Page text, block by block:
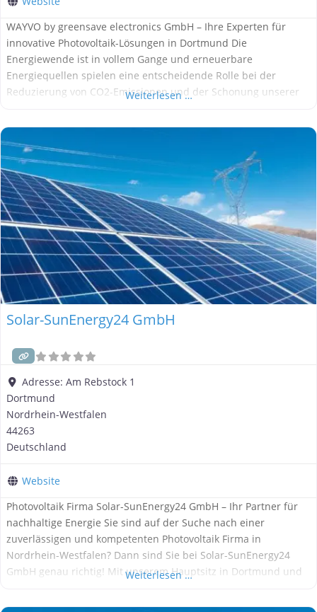
WAYVO by greensave electronics GmbH – Ihre Experten für
innovative Photovoltaik-Lösungen in Dortmund Die
Energiewende ist in vollem Gange und erneuerbare
Energiequellen spielen eine entscheidende Rolle bei der
Reduzierung von CO2-Emissionen und der Schonung unserer
Photovoltaikanlagen. Wenn Sie auf der Suche nach einem
vertrauenswürdigen Partner
Weiterlesen …
Solar-SunEnergy24 GmbH
Adresse: Am Rebstock 1
Dortmund
Nordrhein-Westfalen
44263
Deutschland
Website
Photovoltaik Firma Solar-SunEnergy24 GmbH – Ihr Partner für
nachhaltige Energie Sie sind auf der Suche nach einer
zuverlässigen und kompetenten Photovoltaik Firma in
Nordrhein-Westfalen? Dann sind Sie bei Solar-SunEnergy24
GmbH genau richtig! Mit unserem Hauptsitz in Dortmund und
wir Ihr vertrauenswürdiger Partner für Solarlösungen. Unsere
Weiterlesen …